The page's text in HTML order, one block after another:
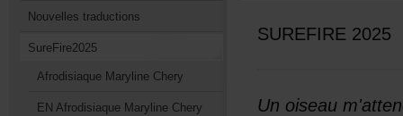
Nouvellestraductions
SureFire2025
AfrodisiaqueMarylineChery
ENAfrodisiaqueMarylineChery
SUREFIRE2025